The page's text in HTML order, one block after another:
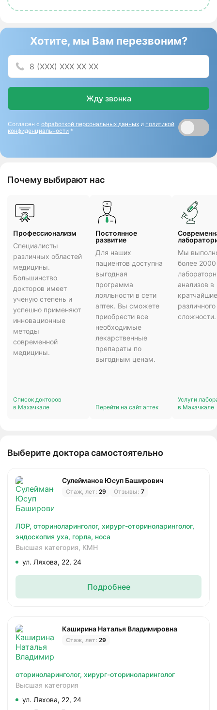
Хотите, мы Вам перезвоним?
Жду звонка
Согласен с обработкой персональных данных и политикой
конфиденциальности *
Почему выбирают нас
Профессионализм
Специалисты
различных областей
медицины.
Большинство
докторов имеет
ученую степень и
успешно применяют
инновационные
методы
современной
медицины.
Список докторов
в Махачкале
Постоянное
развитие
Для наших
пациентов доступна
выгодная
программа
лояльности в сети
аптек. Вы сможете
приобрести все
необходимые
лекарственные
препараты по
выгодным ценам.
Перейти на сайт аптек
Мы
более
анализов в
сложности.
Услуги
в Махачкале
Выберите доктора самостоятельно
Сулейманов Юсуп Баширович
Стаж, лет: 29 Отзывы: 7
ЛОР, оториноларинголог, хирург-оториноларинголог,
эндоскопия уха, горла, носа
Высшая категория, КМН
ул. Ляхова, 22, 24
Подробнее
Каширина Наталья Владимировна
Стаж, лет: 29
оториноларинголог, хирург-оториноларинголог
Высшая категория
ул. Ляхова, 22, 24